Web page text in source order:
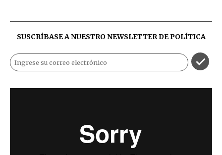
SUSCRÍBASE A NUESTRO NEWSLETTER DEPOLÍTICA